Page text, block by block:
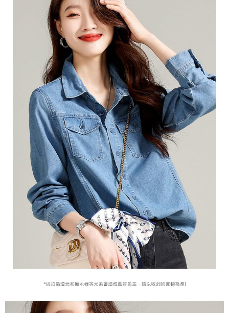
AFTEE先享後付
【關於「AFTEE先享後付」】
AFTEE先享後付是「在收到商品之後才付款」的支付方式。 讓您購物簡單
便利好安心！
１．簡單：不需註冊會員、不需綁卡、不需儲值。
２．便利：只要手機號碼，簡訊認證，即可結帳。
３．安心：先確認商品／服務後，再付款。
【「AFTEE先享後付」結帳流程】
１．於結帳方式選擇「AFTEE先享後付」後，將跳轉至「AFTEE先享後付」
結帳頁面，進行簡訊認證並確認金額後，即可完成結帳。
２．訂單成立數日內，您將收到繳費通知簡訊。
３．收到繳費通知簡訊後14天內，點擊此簡訊中的連結，可透過四大超商／
ATM／網路銀行／等多元方式進行付款，方視為交易完成。
※ 請注意：結帳手續完成當下不需立刻繳費，但若您需要取消訂單，請聯絡
購買商品的店家。未經商家同意取消之訂單仍視為有效，需透過AFTEE先享
後付繳納相關費用。
※ 交易是否成功請以「AFTEE先享後付 」之結帳頁面顯示為準，若有關於
是否繳費成功／繳費後需取消欲退款等相關疑問，請聯繫「AFTEE先享後付
客戶支援中心」https://netprotections.freshdesk.com/support/home
【注意事項】
１．透過由恩沛科技股份有限公司提供之「AFTEE先享後付」服務完成之交
易，需依本服務之必要範圍內提供個人資料，並將交易相關給付款項請求債
權轉讓予恩沛科技股份有限公司。
２．關於個人資料處理事宜，請瀏覽以下網址：
https://aftee.tw/terms/#terms3
「AFTEE先享後付」，若未經同意申辦者引起之損失，本公司不負相關責
４．使用「AFTEE先享後付」時，將依據個別帳號之用戶狀況，依本公司即
全家取貨付款
每筆NT$79，滿NT$599(含以上)免運費
付款後全家取貨
每筆NT$79，滿NT$599(含以上)免運費
7-11取貨付款
每筆NT$79，滿NT$1,000(含以上)免運費
付款後7-11取貨
每筆NT$79，滿NT$1,000(含以上)免運費
每筆NT$90，滿NT$1,000(含以上)免運費
每筆NT$100，滿NT$1,500(含以上)免運費
加大碼上衣-時尚絲巾率性牛仔襯衫(M-2XL)【XL328463】
顯瘦休閒慵懶風
雙口袋/修飾圓弧下擺
*附贈絲巾一條